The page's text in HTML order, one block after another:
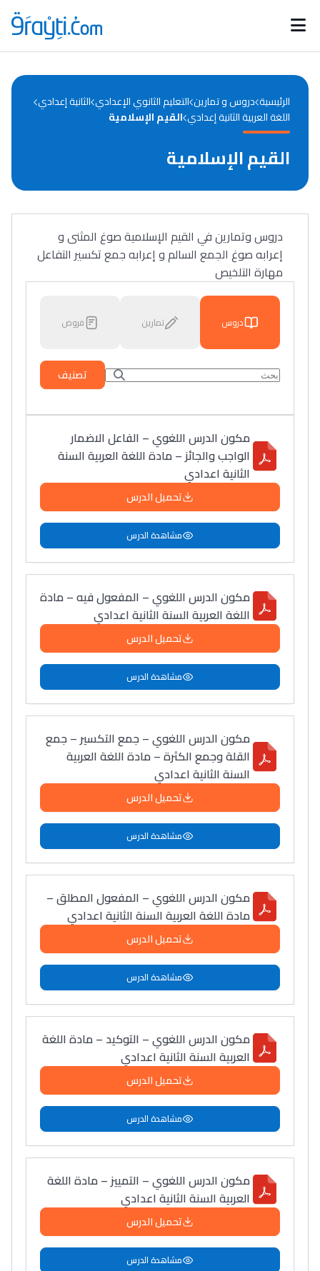
Catégories
d'actualités
Annonces bourses
الرئيسية دروس و تمارين التعليم الثانوي الإعدادي الثانية إعدادي
اللغة العربية الثانية إعدادي القيم الإسلامية
القيم الإسلامية
دروس وتمارين في القيم الإسلامية صوغ المثنى و
إعرابه صوغ الجمع السالم و إعرابه جمع تكسير التفاعل
مهارة التلخيص
دروس تمارين فروض
تصنيف
مكون الدرس اللغوي – الفاعل الاضمار
الواجب والجائز – مادة اللغة العربية السنة
الثانية اعدادي
تحميل الدرس
مشاهدة الدرس
مكون الدرس اللغوي – المفعول فيه – مادة
اللغة العربية السنة الثانية اعدادي
تحميل الدرس
مشاهدة الدرس
مكون الدرس اللغوي – جمع التكسير – جمع
القلة وجمع الكثرة – مادة اللغة العربية
السنة الثانية اعدادي
تحميل الدرس
مشاهدة الدرس
مكون الدرس اللغوي – المفعول المطلق –
مادة اللغة العربية السنة الثانية اعدادي
تحميل الدرس
مشاهدة الدرس
مكون الدرس اللغوي – التوكيد – مادة اللغة
العربية السنة الثانية اعدادي
تحميل الدرس
مشاهدة الدرس
مكون الدرس اللغوي – التمييز – مادة اللغة
العربية السنة الثانية اعدادي
تحميل الدرس
مشاهدة الدرس